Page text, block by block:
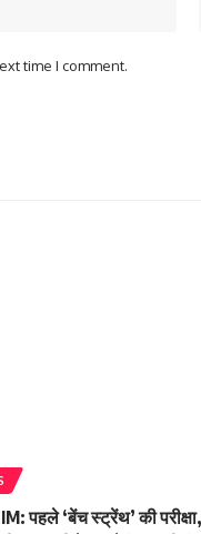
time I comment.
पहले ‘बेंच स्ट्रेंथ’ की